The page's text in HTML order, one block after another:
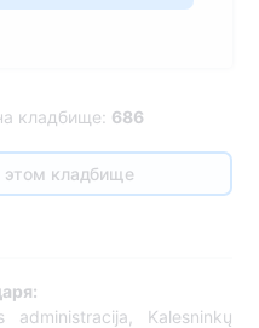
кладбище: 686
этом кладбище
administracija, Kalesninkų